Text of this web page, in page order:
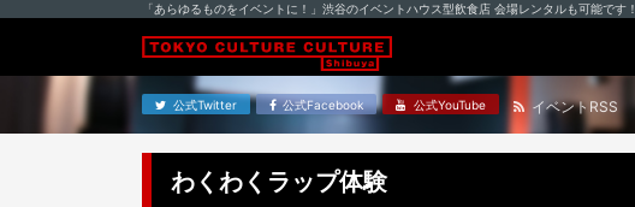
「あらゆるものをイベントに！」渋谷のイベントハウス型飲食店 会場レンタルも可能です！
公式Twitter 公式Facebook 公式YouTube イベントRSS
わくわくラップ体験